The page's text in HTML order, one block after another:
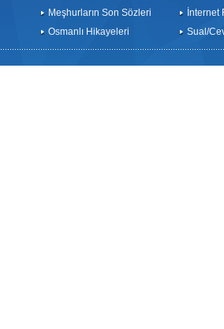
Meşhurların Son Sözleri
Osmanlı Hikayeleri
İnternet
Sual/